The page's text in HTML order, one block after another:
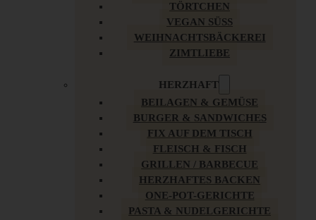
TÖRTCHEN
VEGAN SÜSS
WEIHNACHTSBÄCKEREI
ZIMTLIEBE
HERZHAFT
BEILAGEN & GEMÜSE
BURGER & SANDWICHES
FIX AUF DEM TISCH
FLEISCH & FISCH
GRILLEN / BARBECUE
HERZHAFTES BACKEN
ONE-POT-GERICHTE
PASTA & NUDELGERICHTE